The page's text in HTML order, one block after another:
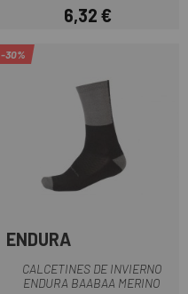
Precio
6,32 €
-30%
ENDURA
CALCETINES DE INVIERNO
ENDURA BAABAA MERINO